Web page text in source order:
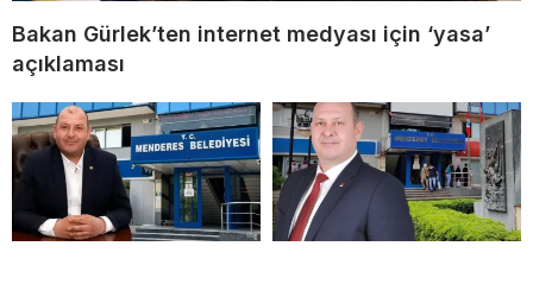
Bakan Gürlek’ten internet medyası için ‘yasa’
açıklaması